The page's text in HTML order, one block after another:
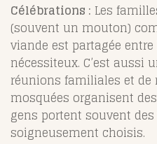
Célébrations : Les
(souvent un mouton)
viande est partagée
nécessiteux. C’est aussi
réunions familiales et de
mosquées organisent
gens portent souvent
soigneusement choisis.